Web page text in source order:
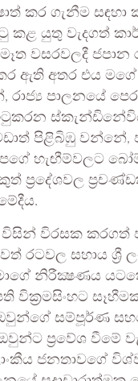
කර ගැනීම සඳහා
කළ යුතු වැදගත්
වසරවලදී ජපාන
ඇති අතර එය
රාජ්‍ය පාලනයේ
පිළිබිඹු වන්නේ,
හැඟීම්වලට
ප්‍රදේශවල
විසින් විරසක කරගත්
රටවල සහාය ශ්‍රී
නිරීක්‍ෂණය
වික්‍රමසිංහට
සම්පූර්ණ
ප්‍රවේශ වීමේ
ජනතාවගේ